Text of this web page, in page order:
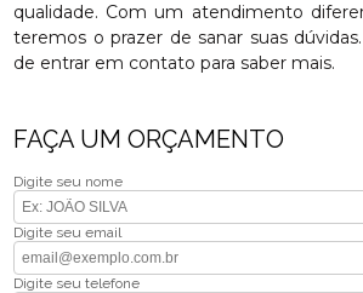
qualidade. Com um atendimento
teremos o prazer de sanar suas
de entrar em contato para saber mais.
FAÇA UM ORÇAMENTO
Digite seu nome
Digite seu email
Digite seu telefone